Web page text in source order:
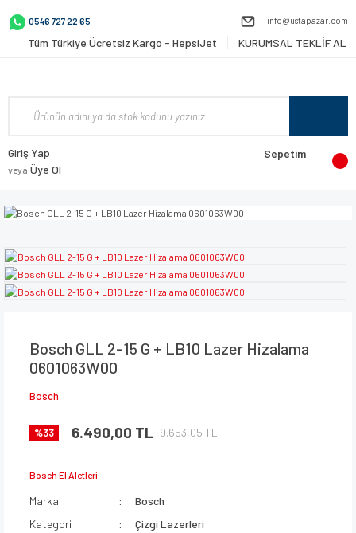
0546 727 22 65 info@ustapazar.com
Tüm Türkiye Ücretsiz Kargo - HepsiJet KURUMSAL TEKLİF AL
Giriş Yap
veya Üye Ol
Sepetim
Bosch GLL 2-15 G + LB10 Lazer Hizalama
0601063W00
Bosch
%33 6.490,00 TL 9.653,05 TL
Bosch El Aletleri
Marka
Bosch
Kategori
Çizgi Lazerleri